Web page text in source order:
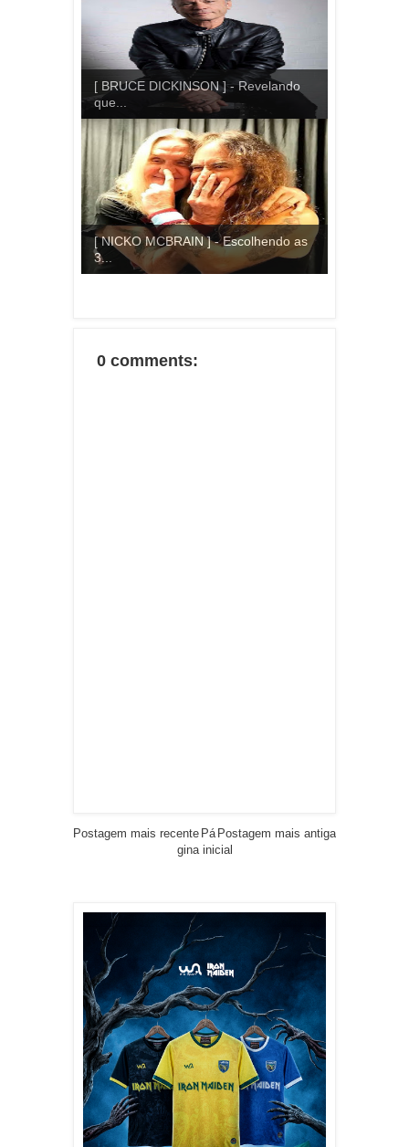
[ BRUCE DICKINSON ] - Revelando
que...
[ NICKO MCBRAIN ] - Escolhendo as
3...
0 comments:
Postagem mais recente Postagem mais antiga
Pá
gina inicial